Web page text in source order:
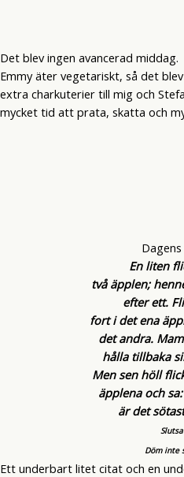
Det blev ingen avancerad middag.
Emmy äter vegetariskt, så det
extra charkuterier till mig och
mycket tid att prata, skatta och
En liten
två äpplen;
efter ett.
fort i det ena
det andra.
hålla tillbaka
Men sen höll
äpplena och
är det
Döm inte
Ett underbart litet citat och en